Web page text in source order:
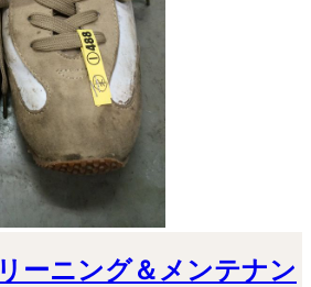
ーニング＆メンテナン